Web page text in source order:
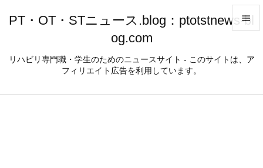
PT・OT・STニュース.blog：ptotstnews-bl
og.com
リハビリ専門職・学生のためのニュースサイト - このサイトは、ア
フィリエイト広告を利用しています。
